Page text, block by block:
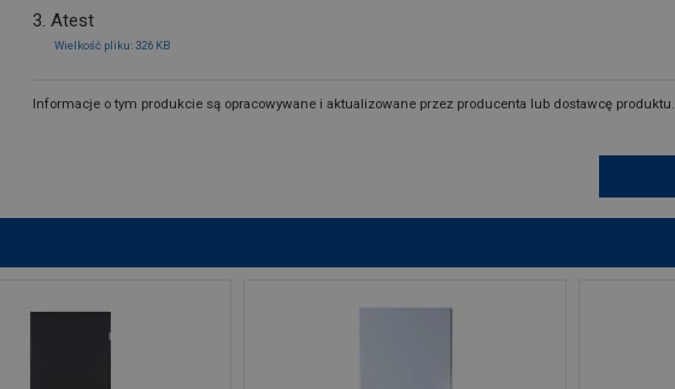
3. Atest
Wielkość pliku: 326 KB
Informacje o tym produkcie są opracowywane i aktualizowane przez producenta lub dostawcę produktu.